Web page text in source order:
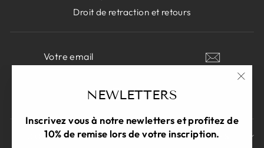
NEWLETTERS
Inscrivez vous à notre newletters et profitez de
10% de remise lors de votre inscription.
Droit de retraction et retours
Instagram
Facebook
COMMENT PARRAINER MES PROCHES